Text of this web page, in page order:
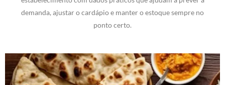
demanda, ajustar o cardápio e manter o estoque sempre no
ponto certo.